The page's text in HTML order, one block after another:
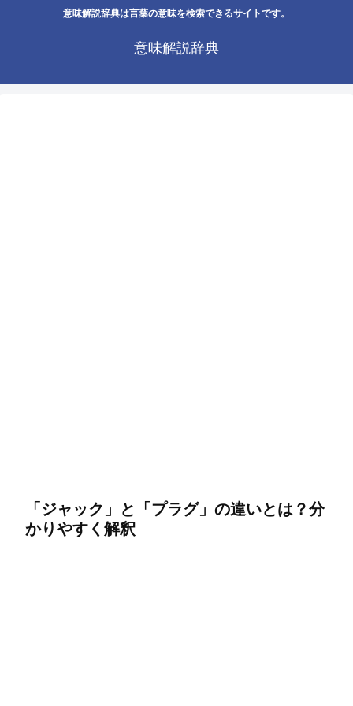
意味解説辞典は言葉の意味を検索できるサイトです。
意味解説辞典
「ジャック」と「プラグ」の違いとは？分
かりやすく解釈